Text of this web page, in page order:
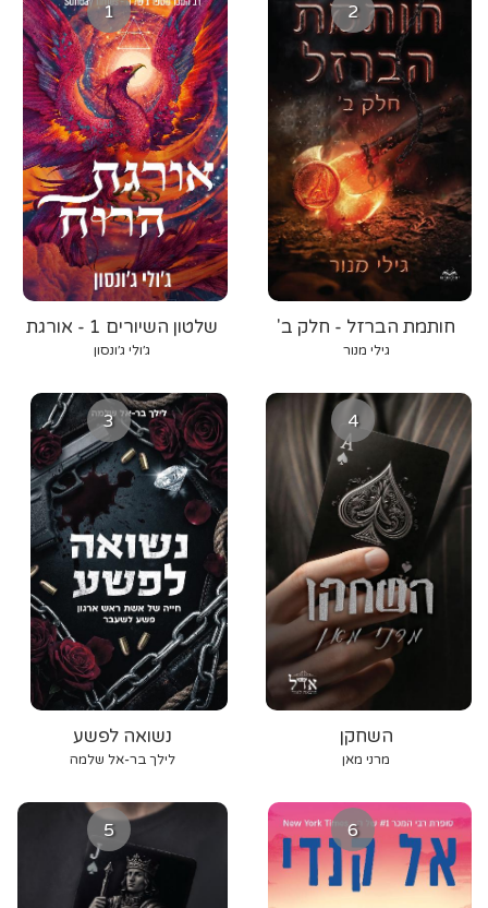
1
שלטון השיורים 1 - אורגת
הרוח
ג׳ולי ג׳ונסון
2
חותמת הברזל - חלק ב'
גילי מנור
3
נשואה לפשע
לילך בר-אל שלמה
4
השחקן
מרני מאן
5 6